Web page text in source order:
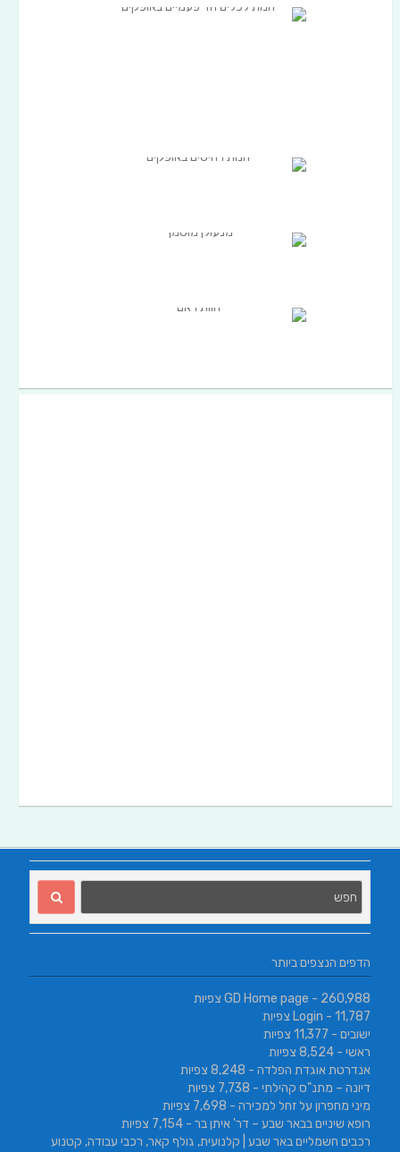
הדפים הנצפים ביותר
GD Home page - 260,988 צפיות
Login - 11,787 צפיות
ישובים - 11,377 צפיות
ראשי - 8,524 צפיות
אנדרטת אוגדת הפלדה - 8,248 צפיות
דיונה – מתנ"ס קהילתי - 7,738 צפיות
מיני מחפרון על זחל למכירה - 7,698 צפיות
רופא שיניים בבאר שבע – דר' איתן בר - 7,154 צפיות
רכבים חשמליים באר שבע | קלנועית, גולף קאר, רכבי עבודה, קטנוע